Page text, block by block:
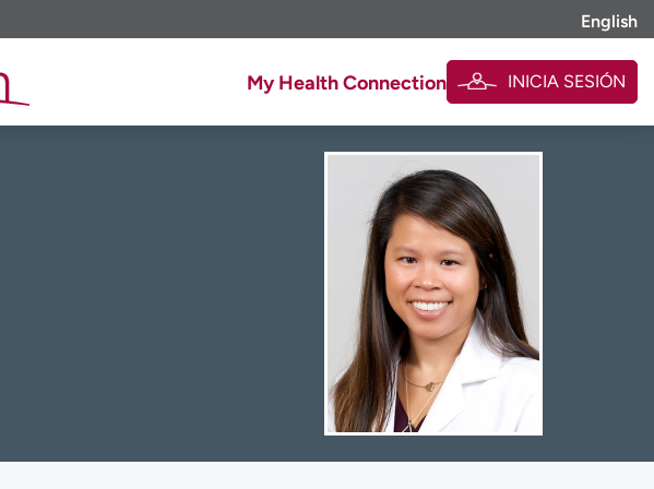
English
My Health Connection INICIA SESIÓN